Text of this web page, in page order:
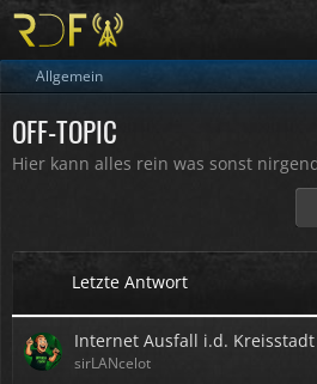
Allgemein
OFF-TOPIC
Hier kann alles rein was sonst
Letzte Antwort
Internet Ausfall i.d.
sirLANcelot